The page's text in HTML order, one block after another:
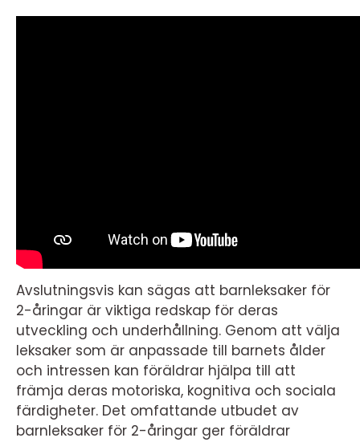
Avslutningsvis kan sägas att barnleksaker för
2-åringar är viktiga redskap för deras
utveckling och underhållning. Genom att välja
leksaker som är anpassade till barnets ålder
och intressen kan föräldrar hjälpa till att
främja deras motoriska, kognitiva och sociala
färdigheter. Det omfattande utbudet av
barnleksaker för 2-åringar ger föräldrar